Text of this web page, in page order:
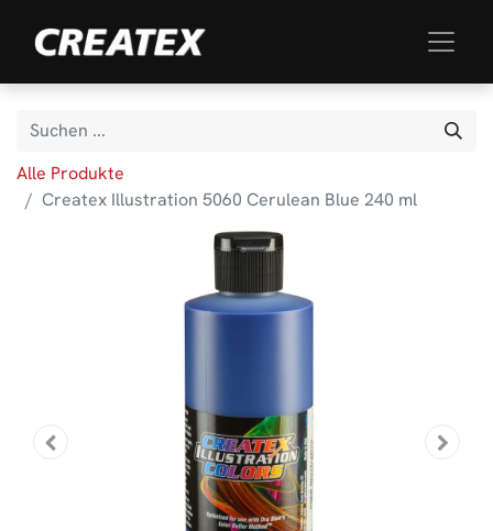
Alle Produkte
Createx Illustration 5060 Cerulean Blue 240 ml